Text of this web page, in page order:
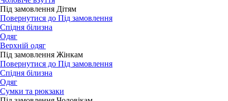
Під замовлення Дітям
Повернутися до Під замовлення
Спідня білизна
Одяг
Верхній одяг
Під замовлення Жінкам
Повернутися до Під замовлення
Спідня білизна
Одяг
Сумки та рюкзаки